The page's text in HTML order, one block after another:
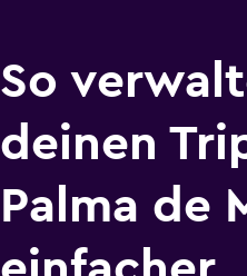
So
deinen
Palma de